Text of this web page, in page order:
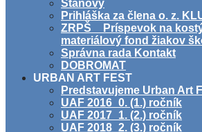
Stanovy
Prihláška za člena o. z.
ZRPŠ _ Príspevok na
materiálový fond žiakov
Správna rada Kontakt
DOBROMAT
URBAN ART FEST
Predstavujeme Urban Art
UAF 2016_0. (1.) ročník
UAF 2017_1. (2.) ročník
UAF 2018_2. (3.) ročník